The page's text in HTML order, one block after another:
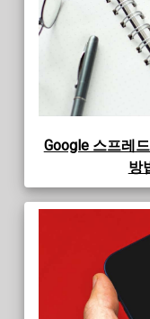
Google 스프레
방